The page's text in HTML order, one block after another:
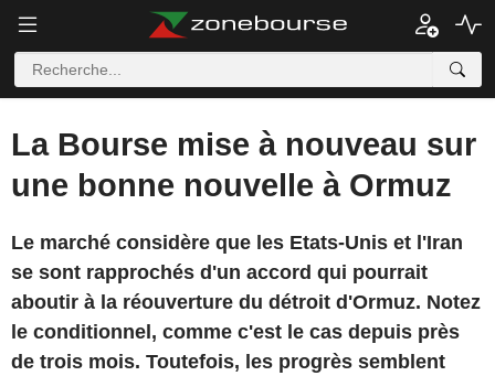
La Bourse mise à nouveau sur
une bonne nouvelle à Ormuz
Le marché considère que les Etats-Unis et l'Iran
se sont rapprochés d'un accord qui pourrait
aboutir à la réouverture du détroit d'Ormuz. Notez
le conditionnel, comme c'est le cas depuis près
de trois mois. Toutefois, les progrès semblent